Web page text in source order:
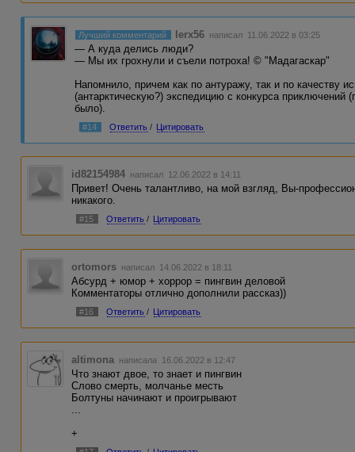
Лучший комментарий lerx56 написал 11.06.2022 в 03:25
— А куда делись люди?
— Мы их грохнули и съели потроха! © "Мадагаскар"
Напомнило, причем как по антуражу, так и по качеству
(антарктическую?) экспедицию с конкурса приключений
было).
#14 Ответить / Цитировать
id82154984 написал 12.06.2022 в 14:11
Привет! Очень талантливо, на мой взгляд, Вы-
никакого.
#15 Ответить / Цитировать
ortomors написал 14.06.2022 в 18:11
Абсурд + юмор + хоррор = пингвин деловой
Комментаторы отлично дополнили рассказ))
#16 Ответить / Цитировать
altimona написала 16.06.2022 в 12:47
Что знают двое, то знает и пингвин
Слово смерть, молчанье месть
Болтуны начинают и проигрывают
+